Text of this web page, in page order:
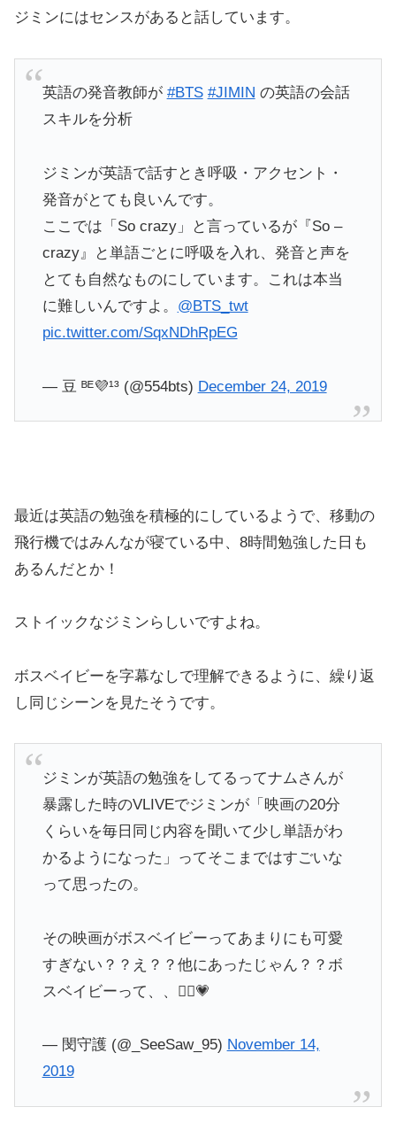
ジミンにはセンスがあると話しています。
英語の発音教師が #BTS #JIMIN の英語の会話
スキルを分析
ジミンが英語で話すとき呼吸・アクセント・
発音がとても良いんです。
ここでは「So crazy」と言っているが『So –
crazy』と単語ごとに呼吸を入れ、発音と声を
とても自然なものにしています。これは本当
に難しいんですよ。 @BTS_twt
pic.twitter.com/SqxNDhRpEG
— 豆 ᴮᴱ💜¹³ (@554bts) December 24, 2019
最近は英語の勉強を積極的にしているようで、移動の
飛行機ではみんなが寝ている中、8時間勉強した日も
あるんだとか！
ストイックなジミンらしいですよね。
ボスベイビーを字幕なしで理解できるように、繰り返
し同じシーンを見たそうです。
ジミンが英語の勉強をしてるってナムさんが
暴露した時のVLIVEでジミンが「映画の20分
くらいを毎日同じ内容を聞いて少し単語がわ
かるようになった」ってそこまではすごいな
って思ったの。
その映画がボスベイビーってあまりにも可愛
すぎない？？え？？他にあったじゃん？？ボ
スベイビーって、、🤦‍♀️💗
— 閔守護 (@_SeeSaw_95) November 14,
2019